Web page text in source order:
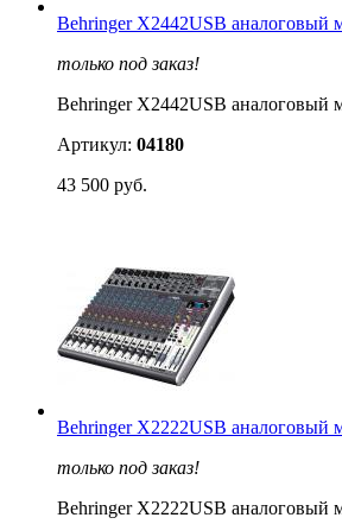
Behringer X2442USB аналоговый
только под заказ!
Behringer X2442USB аналоговый
Артикул: 04180
43 500 руб.
Behringer X2222USB аналоговый
только под заказ!
Behringer X2222USB аналоговый